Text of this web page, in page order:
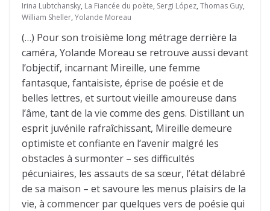
Irina Lubtchansky, La Fiancée du poète, Sergi López, Thomas Guy,
William Sheller, Yolande Moreau
(…) Pour son troisième long métrage derrière la
caméra, Yolande Moreau se retrouve aussi devant
l’objectif, incarnant Mireille, une femme
fantasque, fantaisiste, éprise de poésie et de
belles lettres, et surtout vieille amoureuse dans
l’âme, tant de la vie comme des gens. Distillant un
esprit juvénile rafraîchissant, Mireille demeure
optimiste et confiante en l‘avenir malgré les
obstacles à surmonter – ses difficultés
pécuniaires, les assauts de sa sœur, l’état délabré
de sa maison – et savoure les menus plaisirs de la
vie, à commencer par quelques vers de poésie qui